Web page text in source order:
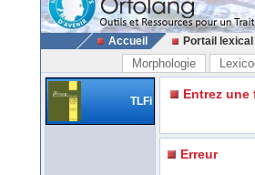
Accueil Portail lexical
Morphologie
TLFi Entrez une
Erreur